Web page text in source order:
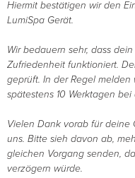
Hiermit bestätigen wir den
LumiSpa Gerät.
Wir bedauern sehr, dass
Zufriedenheit funktioniert.
geprüft. In der Regel
spätestens 10 Werktagen bei
Vielen Dank vorab für deine
uns. Bitte sieh davon ab,
gleichen Vorgang senden,
verzögern würde.